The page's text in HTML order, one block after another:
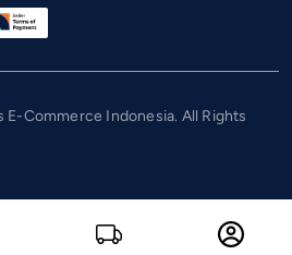
E-Commerce Indonesia. All Rights